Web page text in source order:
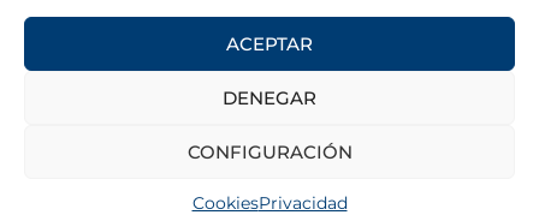
ACEPTAR
DENEGAR
CONFIGURACIÓN
CookiesPrivacidad